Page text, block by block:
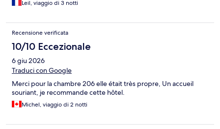
Leil, viaggio di 3 notti
Recensione verificata
10/10 Eccezionale
6 giu 2026
Traduci con Google
Merci pour la chambre 206 elle était très propre, Un accueil
souriant, je recommande cette hôtel.
Michel, viaggio di 2 notti